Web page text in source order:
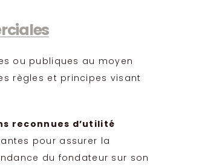
ou publiques au moyen
règles et principes visant
reconnues d’utilité
pour assurer la
du fondateur sur son